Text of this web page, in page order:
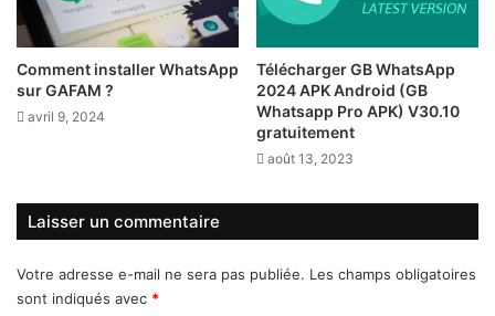
Comment installer WhatsApp
sur GAFAM ?
avril 9, 2024
Télécharger GB WhatsApp
2024 APK Android (GB
Whatsapp Pro APK) V30.10
gratuitement
août 13, 2023
Laisser un commentaire
Votre adresse e-mail ne sera pas publiée. Les champs obligatoires
sont indiqués avec *